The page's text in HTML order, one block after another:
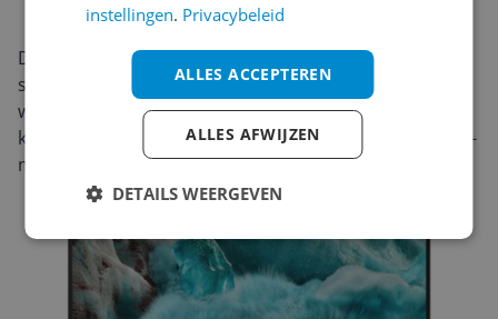
De Samsung Q7F (2025) in 50 inch (127 cm) heeft een
strak, modern uiterlijk dat moeiteloos in de
woonkamer past. Het formaat is geschikt voor
kijkafstanden rond 2–3 meter en komt zowel op een tv-
meubel als aan de muur goed tot zijn recht.
instellingen. Privacybeleid
ALLES ACCEPTEREN
ALLES AFWIJZEN
DETAILS WEERGEVEN